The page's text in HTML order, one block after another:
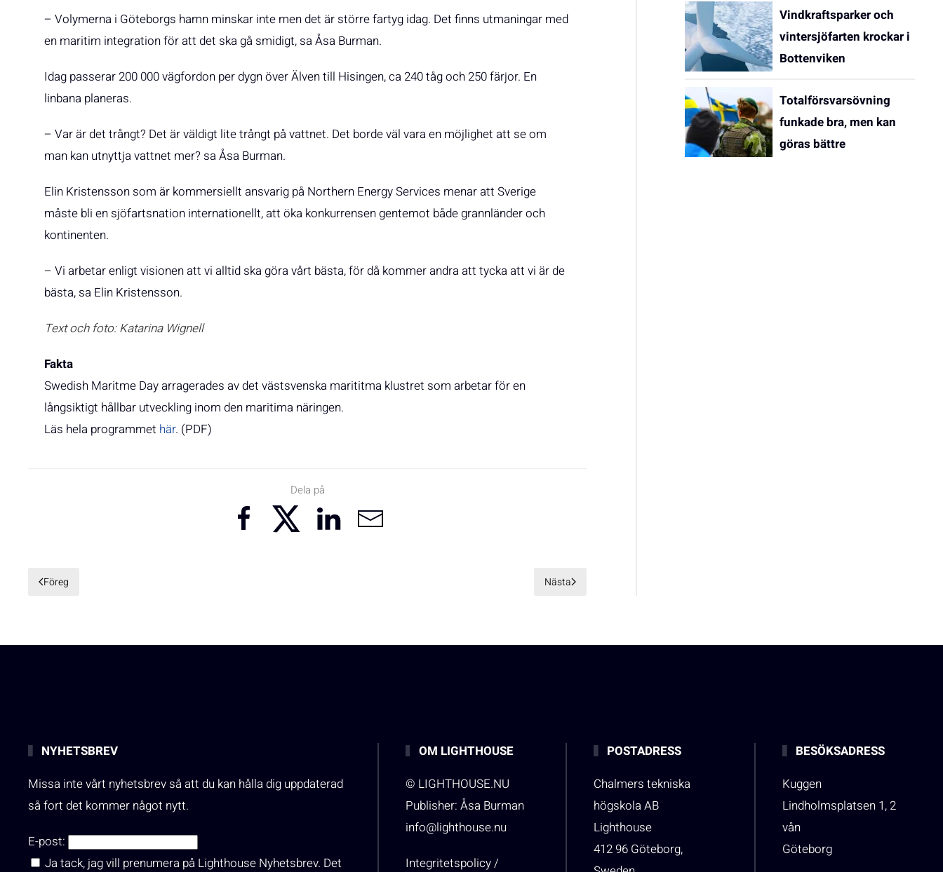
– Volymerna i Göteborgs hamn minskar inte men det är större fartyg idag. Det finns utmaningar med
en maritim integration för att det ska gå smidigt, sa Åsa Burman.
Idag passerar 200 000 vägfordon per dygn över Älven till Hisingen, ca 240 tåg och 250 färjor. En
linbana planeras.
– Var är det trångt? Det är väldigt lite trångt på vattnet. Det borde väl vara en möjlighet att se om
man kan utnyttja vattnet mer? sa Åsa Burman.
Elin Kristensson som är kommersiellt ansvarig på Northern Energy Services menar att Sverige
måste bli en sjöfartsnation internationellt, att öka konkurrensen gentemot både grannländer och
kontinenten.
– Vi arbetar enligt visionen att vi alltid ska göra vårt bästa, för då kommer andra att tycka att vi är de
bästa, sa Elin Kristensson.
Text och foto: Katarina Wignell
Fakta
Swedish Maritme Day arragerades av det västsvenska marititma klustret som arbetar för en
långsiktigt hållbar utveckling inom den maritima näringen.
Läs hela programmet här. (PDF)
Dela på
Föreg Nästa
Vindkraftsparker och
vintersjöfarten krockar i
Bottenviken
Totalförsvarsövning
funkade bra, men kan
göras bättre
NYHETSBREV
Missa inte vårt nyhetsbrev så att du kan hålla dig uppdaterad
så fort det kommer något nytt.
E-post:
Ja tack, jag vill prenumera på Lighthouse Nyhetsbrev. Det
OM LIGHTHOUSE
© LIGHTHOUSE.NU
Publisher: Åsa Burman
info@lighthouse.nu
Integritetspolicy /
POSTADRESS
Chalmers tekniska
högskola AB
Lighthouse
412 96 Göteborg,
BESÖKSADRESS
Kuggen
Lindholmsplatsen 1, 2
vån
Göteborg